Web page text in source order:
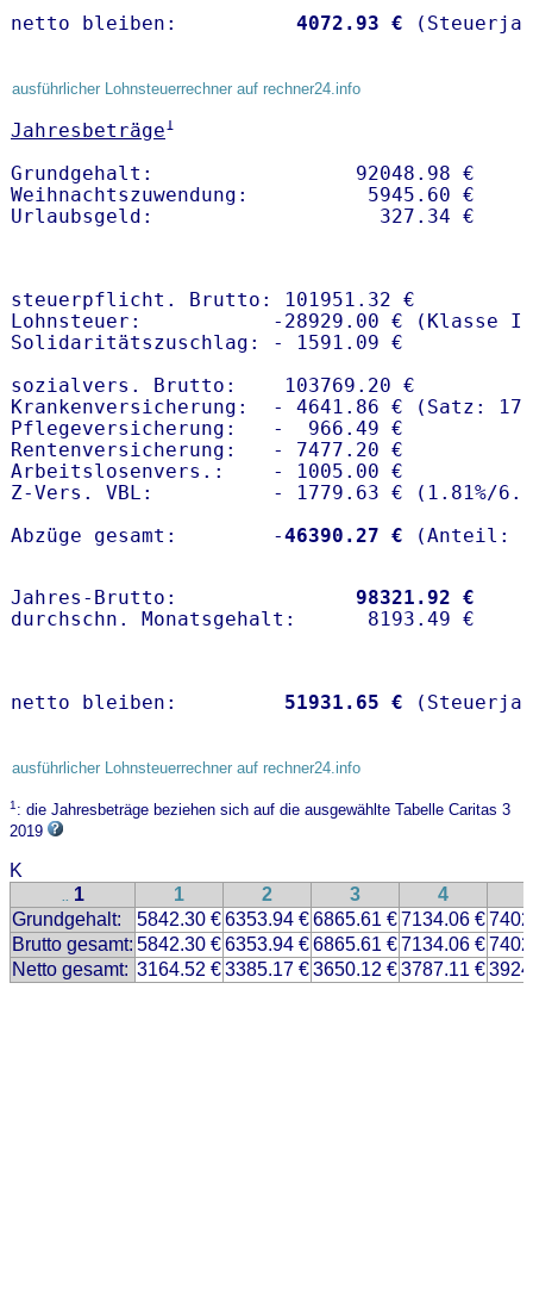
netto bleiben: 4072.93 €
ausführlicher Lohnsteuerrechner auf rechner24.info
Jahresbeträge1
Grundgehalt:                 92048.98 €
Weihnachtszuwendung:          5945.60 €
steuerpflicht. Brutto: 101951.32 €
Lohnsteuer:           -28929.00 € (Klasse I)
Solidaritätszuschlag: - 1591.09 €
sozialvers. Brutto:    103769.20 €
Krankenversicherung:  - 4641.86 € (Satz:
Pflegeversicherung:   -  966.49 €
Rentenversicherung:   - 7477.20 €
Arbeitslosenvers.:    - 1005.00 €
Z-Vers. VBL:          - 1779.63 € ( 1.81%/
Abzüge gesamt:        -46390.27 €
Jahres-Brutto: 98321.92 €
netto bleiben: 51931.65 €
ausführlicher Lohnsteuerrechner auf rechner24.info
1: die Jahresbeträge beziehen sich auf die ausgewählte Tabelle Caritas 3
2019
K
.. 1 1 2 3 4
Grundgehalt:
5842.30 €6353.94 €6865.61 €7134.06 €
Brutto gesamt: 5842.30 €6353.94 €6865.61 €7134.06 €
Netto gesamt: 3164.52 €3385.17 €3650.12 €3787.11 €